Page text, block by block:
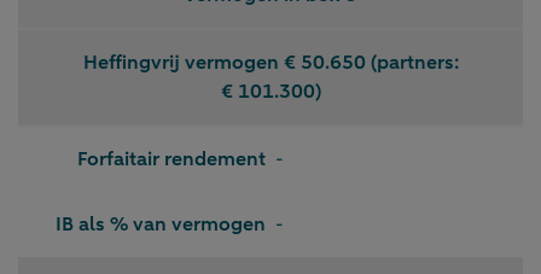
Heffingvrij vermogen € 50.650 (partners:
€ 101.300)
Forfaitair rendement -
IB als % van vermogen -